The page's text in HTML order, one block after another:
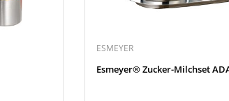
ESMEYER
Esmeyer® Zucker-Milchset